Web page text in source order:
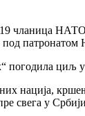
чланица НАТО-
под
погодила
нација,
свега у